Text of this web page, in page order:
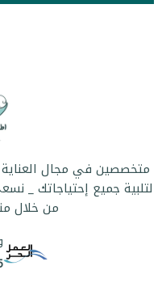
متخصصين في مجال العناية
لتلبية جميع إحتياجاتك _
من خلال